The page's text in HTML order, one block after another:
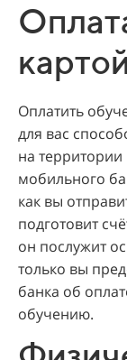
Оплатить
для вас
на
мобильного
как вы
подготовит
он послужит
только вы
банка об
обучению.